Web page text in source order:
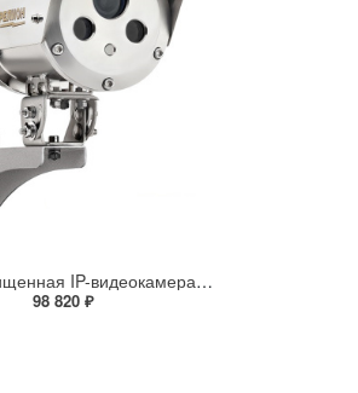
Взрывозащищенная IP-видеокамера Релион Релион-Exd-Н-100-ИК-IP5Мп2.8mm-PoE-МК-TR
98 820 ₽